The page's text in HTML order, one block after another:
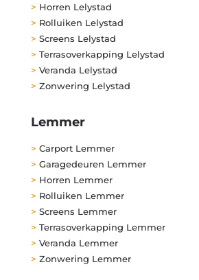
> Horren Lelystad
> Rolluiken Lelystad
> Screens Lelystad
> Terrasoverkapping Lelystad
> Veranda Lelystad
> Zonwering Lelystad
Lemmer
> Carport Lemmer
> Garagedeuren Lemmer
> Horren Lemmer
> Rolluiken Lemmer
> Screens Lemmer
> Terrasoverkapping Lemmer
> Veranda Lemmer
> Zonwering Lemmer